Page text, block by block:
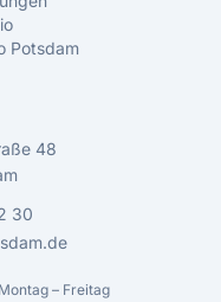
Potsdam
48
30
– Freitag